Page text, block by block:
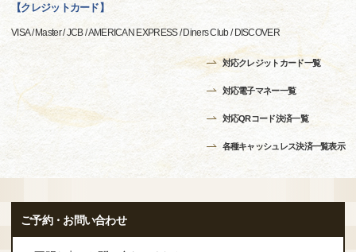
【クレジットカード】
VISA / Master / JCB / AMERICAN EXPRESS / Diners Club / DISCOVER
対応クレジットカード一覧
対応電子マネー一覧
対応QRコード決済一覧
各種キャッシュレス決済一覧表示
ご予約・お問い合わせ